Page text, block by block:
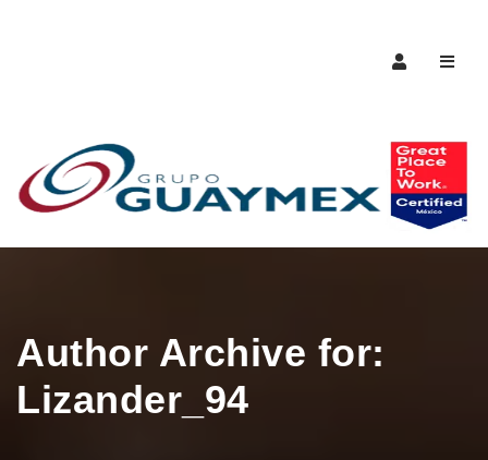
Author Archive for:
Lizander_94